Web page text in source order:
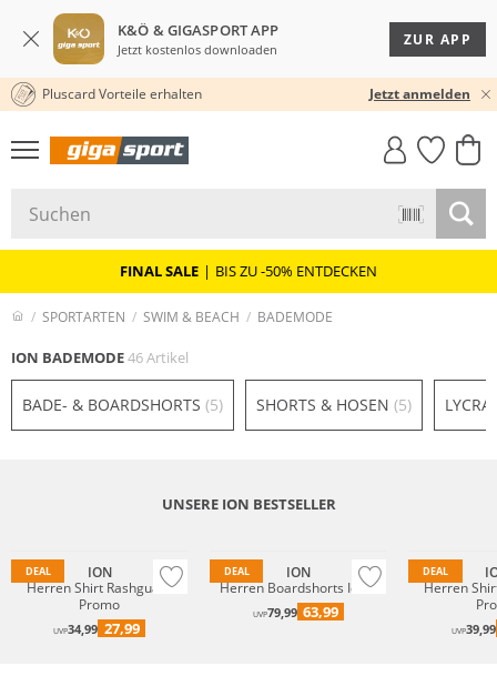
K&Ö & GIGASPORT APP
Jetzt kostenlos downloaden
ZUR APP
★★★★★ 4,8 / 5,0 STERNE
30 TAGE RÜCKGABERECHT
Pluscard Vorteile erhalten Jetzt anmelden
GIGASTYLE
FAHRRAD­
MUST-HAVE
FINAL SALE | BIS ZU -50% ENTDECKEN
SPORTARTEN SWIM & BEACH BADEMODE
ION BADEMODE46 Artikel
BADE- & BOARDSHORTS (5) SHORTS & HOSEN (5)
UNSERE ION BESTSELLER
DEAL
ION
Herren Shirt Rashguard
Promo
UVP34,99 27,99
DEAL
ION
Herren Boardshorts Ionic
UVP79,99 63,99
DEAL
Herren
UVP39,99